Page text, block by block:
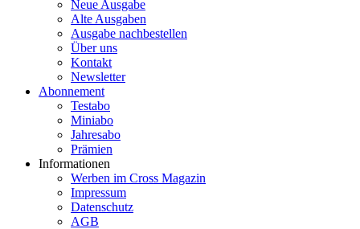
Neue Ausgabe
Alte Ausgaben
Ausgabe nachbestellen
Über uns
Kontakt
Newsletter
Abonnement
Testabo
Miniabo
Jahresabo
Prämien
Informationen
Werben im Cross Magazin
Impressum
Datenschutz
AGB